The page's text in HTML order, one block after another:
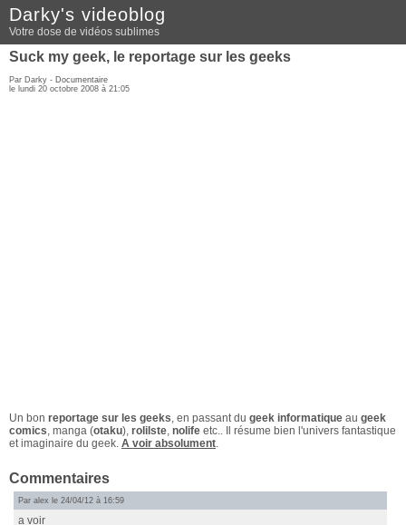
Darky's videoblog
Votre dose de vidéos sublimes
Suck my geek, le reportage sur les geeks
Par Darky - Documentaire
le lundi 20 octobre 2008 à 21:05
Un bon reportage sur les geeks, en passant du geek informatique au geek
comics, manga (otaku), rolilste, nolife etc.. Il résume bien l'univers fantastique
et imaginaire du geek. A voir absolument.
Commentaires
Par alex le 24/04/12 à 16:59
a voir